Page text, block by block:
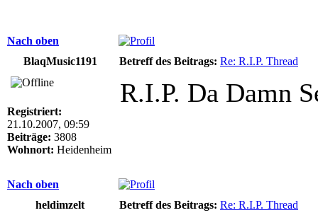
Nach oben
BlaqMusic1191
Betreff des Beitrags: Re: R.I.P. Thread
Registriert:
21.10.2007, 09:59
Beiträge: 3808
Wohnort: Heidenheim
R.I.P. Da Damn
Nach oben
heldimzelt
Betreff des Beitrags: Re: R.I.P. Thread